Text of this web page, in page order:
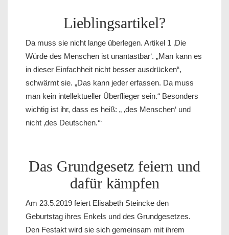
Lieblingsartikel?
Da muss sie nicht lange überlegen. Artikel 1 ‚Die
Würde des Menschen ist unantastbar‘. „Man kann es
in dieser Einfachheit nicht besser ausdrücken“,
schwärmt sie. „Das kann jeder erfassen. Da muss
man kein intellektueller Überflieger sein.“ Besonders
wichtig ist ihr, dass es heiß: „ ‚des Menschen‘ und
nicht ‚des Deutschen.‘“
Das Grundgesetz feiern und
dafür kämpfen
Am 23.5.2019 feiert Elisabeth Steincke den
Geburtstag ihres Enkels und des Grundgesetzes.
Den Festakt wird sie sich gemeinsam mit ihrem